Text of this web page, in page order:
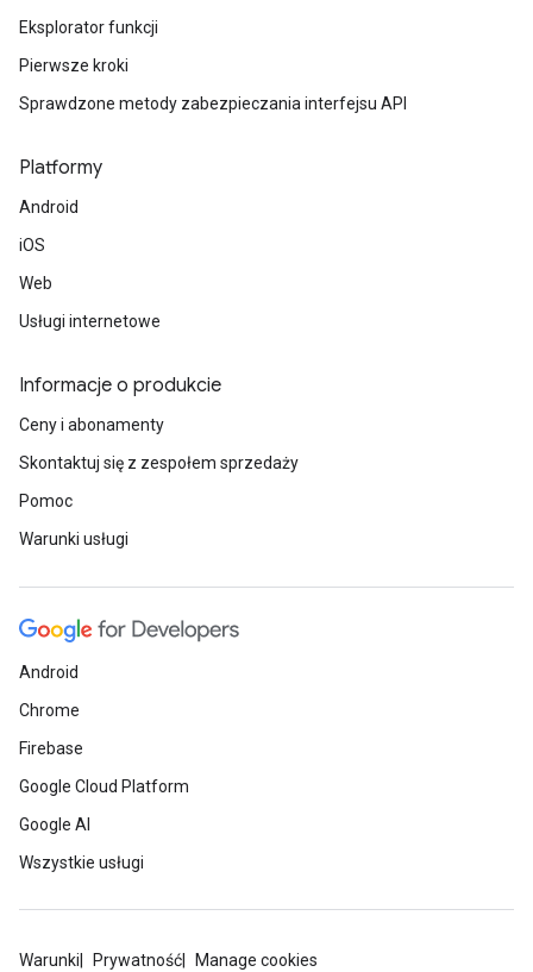
Eksplorator funkcji
Pierwsze kroki
Sprawdzone metody zabezpieczania interfejsu API
Platformy
Android
iOS
Web
Usługi internetowe
Informacje o produkcie
Ceny i abonamenty
Skontaktuj się z zespołem sprzedaży
Pomoc
Warunki usługi
Android
Chrome
Firebase
Google Cloud Platform
Google AI
Wszystkie usługi
Warunki Prywatność Manage cookies